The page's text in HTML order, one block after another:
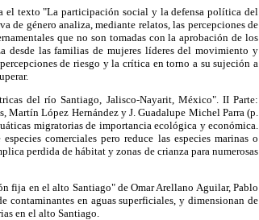
el texto "La participación social y la defensa política del
de género analiza, mediante relatos, las percepciones de
que no son tomadas con la aprobación de los
desde las familias de mujeres líderes del movimiento y
de riesgo y la crítica en torno a su sujeción a
del río Santiago, Jalisco-Nayarit, México". II Parte:
Martín López Hernández y J. Guadalupe Michel Parra (p.
migratorias de importancia ecológica y económica.
comerciales pero reduce las especies marinas o
perdida de hábitat y zonas de crianza para numerosas
fija en el alto Santiago" de Omar Arellano Aguilar, Pablo
contaminantes en aguas superficiales, y dimensionan de
en el alto Santiago.